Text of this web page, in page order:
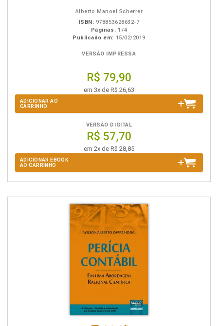
Alberto Manoel Scherrer
ISBN: 978853628632-7
Páginas: 174
Publicado em: 15/02/2019
VERSÃO IMPRESSA
R$ 79,90
em 3x de R$ 26,63
ADICIONAR AO
CARRINHO
VERSÃO DIGITAL
R$ 57,70
em 2x de R$ 28,85
ADICIONAR EBOOK
AO CARRINHO